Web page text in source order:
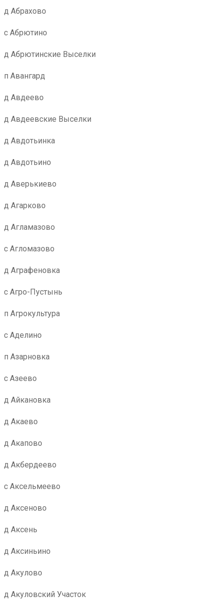
д Абрахово
с Абрютино
д Абрютинские Выселки
п Авангард
д Авдеево
д Авдеевские Выселки
д Авдотьинка
д Авдотьино
д Аверькиево
д Агарково
д Агламазово
с Агломазово
д Аграфеновка
с Агро-Пустынь
п Агрокультура
с Аделино
п Азарновка
с Азеево
д Айкановка
д Акаево
д Акапово
д Акбердеево
с Аксельмеево
д Аксеново
д Аксень
д Аксиньино
д Акулово
д Акуловский Участок